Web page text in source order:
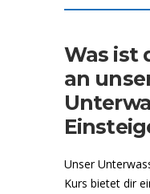
Was ist
an
Unser
Kurs bietet dir